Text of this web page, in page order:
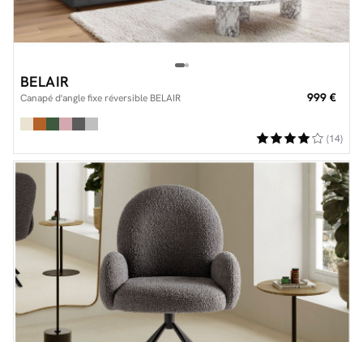
BELAIR
Canapé d'angle fixe réversible BELAIR 999 €
(14)